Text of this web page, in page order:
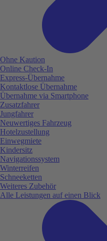
Ohne Kaution
Online Check-In
Express-Übernahme
Kontaktlose Übernahme
Übernahme via Smartphone
Zusatzfahrer
Jungfahrer
Neuwertiges Fahrzeug
Hotelzustellung
Einwegmiete
Kindersitz
Navigationssystem
Winterreifen
Schneeketten
Weiteres Zubehör
Alle Leistungen auf einen Blick